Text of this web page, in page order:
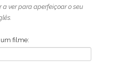
ver para aperfeiçoar o seu
filme: